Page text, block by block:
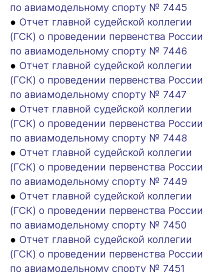
по авиамодельному спорту № 7445
● Отчет главной судейской коллегии
(ГСК) о проведении первенства России
по авиамодельному спорту № 7446
● Отчет главной судейской коллегии
(ГСК) о проведении первенства России
по авиамодельному спорту № 7447
● Отчет главной судейской коллегии
(ГСК) о проведении первенства России
по авиамодельному спорту № 7448
● Отчет главной судейской коллегии
(ГСК) о проведении первенства России
по авиамодельному спорту № 7449
● Отчет главной судейской коллегии
(ГСК) о проведении первенства России
по авиамодельному спорту № 7450
● Отчет главной судейской коллегии
(ГСК) о проведении первенства России
по авиамодельному спорту № 7451